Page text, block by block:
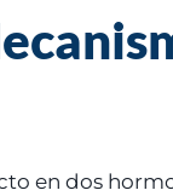
en dos